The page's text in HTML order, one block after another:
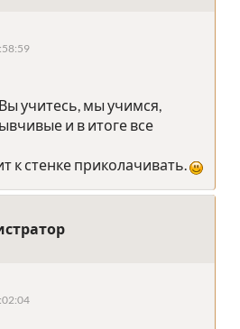
учитесь, мы учимся,
и в итоге все
к стенке приколачивать.